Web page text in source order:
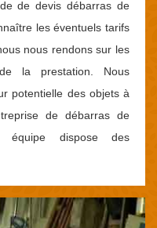
de devis débarras de
les éventuels tarifs
nous rendons sur les
la prestation. Nous
potentielle des objets à
de débarras de
équipe dispose des